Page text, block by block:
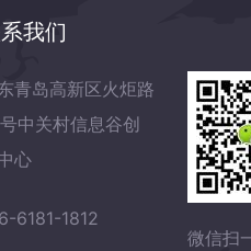
我们
青岛高新区火炬路
中关村信息谷创
心
6181-1812
微信扫